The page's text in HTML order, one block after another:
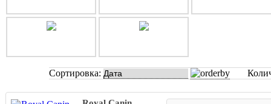
Сортировка: